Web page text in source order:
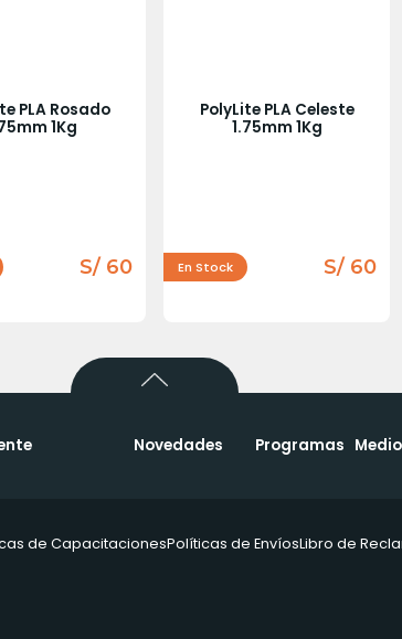
PLA Rosado
1Kg
S/ 60
PolyLite PLA Celeste
1.75mm 1Kg
En Stock S/ 60
Novedades Programas
de CapacitacionesPolíticas de EnvíosLibro de